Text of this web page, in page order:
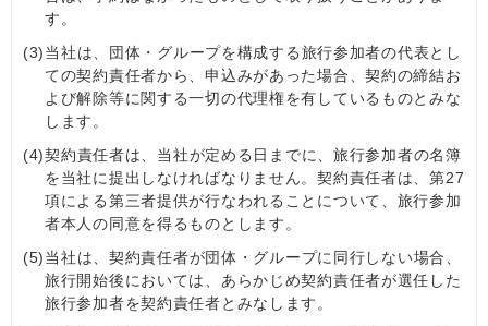
す。
(3)当社は、団体・グループを構成する旅行参加者の代表とし
ての契約責任者から、申込みがあった場合、契約の締結お
よび解除等に関する一切の代理権を有しているものとみな
します。
(4)契約責任者は、当社が定める日までに、旅行参加者の名簿
を当社に提出しなければなりません。契約責任者は、第27
項による第三者提供が行なわれることについて、旅行参加
者本人の同意を得るものとします。
(5)当社は、契約責任者が団体・グループに同行しない場合、
旅行開始後においては、あらかじめ契約責任者が選任した
旅行参加者を契約責任者とみなします。